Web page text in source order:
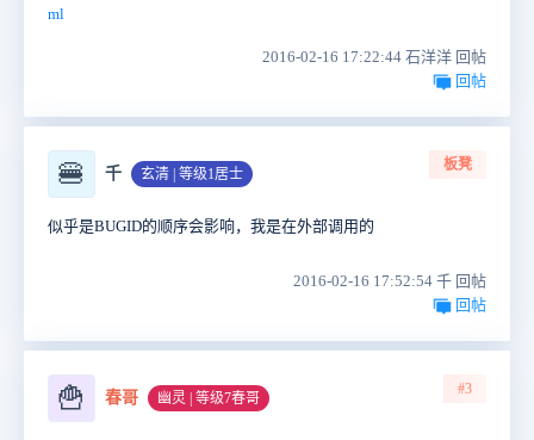
ml
2016-02-16 17:22:44 石洋洋 回帖
回帖
🍔 千 玄清 | 等级1居士
板凳
似乎是BUGID的顺序会影响，我是在外部调用的
2016-02-16 17:52:54 千 回帖
回帖
🍟 春哥 幽灵 | 等级7春哥
#3